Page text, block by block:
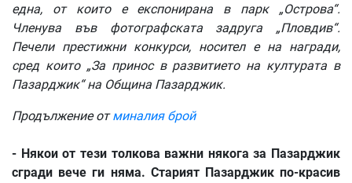
една, от които е експонирана в парк„Острова“.
Членува
във фотографската задруга „Пловдив“.
Печели престижни конкурси, носител е на награди,
сред които„За принос в развитието на културата в
Пазарджик“на Община Пазарджик.
Продължение от миналия брой
- Някои от тези толкова важни някога за Пазарджик
сгради вече ги няма. Старият Пазарджик по-красив